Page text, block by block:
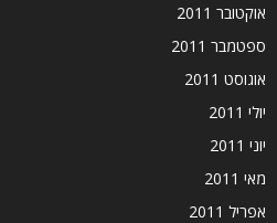
אוקטובר 2011
ספטמבר 2011
אוגוסט 2011
יולי 2011
יוני 2011
מאי 2011
אפריל 2011